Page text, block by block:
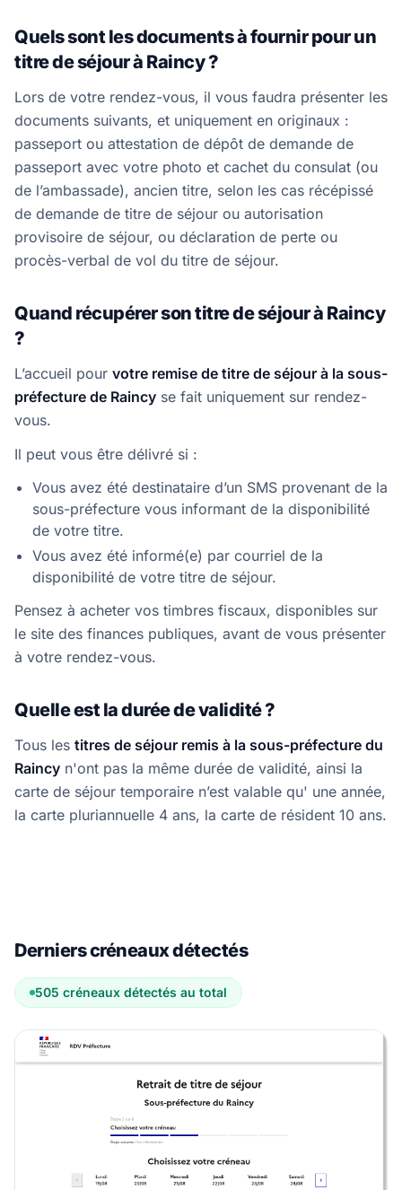
Quels sont les documents à fournir pour un
titre de séjour à Raincy ?
Lors de votre rendez-vous, il vous faudra présenter les
documents suivants, et uniquement en originaux :
passeport ou attestation de dépôt de demande de
passeport avec votre photo et cachet du consulat (ou
de l’ambassade), ancien titre, selon les cas récépissé
de demande de titre de séjour ou autorisation
provisoire de séjour, ou déclaration de perte ou
procès-verbal de vol du titre de séjour.
Quand récupérer son titre de séjour à Raincy
?
L’accueil pour votre remise de titre de séjour à la sous-
préfecture de Raincy se fait uniquement sur rendez-
vous.
Il peut vous être délivré si :
Vous avez été destinataire d’un SMS provenant de la
sous-préfecture vous informant de la disponibilité
de votre titre.
Vous avez été informé(e) par courriel de la
disponibilité de votre titre de séjour.
Pensez à acheter vos timbres fiscaux, disponibles sur
le site des finances publiques, avant de vous présenter
à votre rendez-vous.
Quelle est la durée de validité ?
Tous les titres de séjour remis à la sous-préfecture du
Raincy n'ont pas la même durée de validité, ainsi la
carte de séjour temporaire n’est valable qu' une année,
la carte pluriannuelle 4 ans, la carte de résident 10 ans.
Derniers créneaux détectés
505 créneaux détectés au total